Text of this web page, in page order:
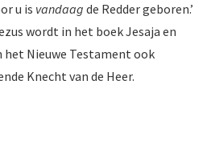
u is vandaag de Redder geboren.’
wordt in het boek Jesaja en
het Nieuwe Testament ook
Knecht van de Heer.